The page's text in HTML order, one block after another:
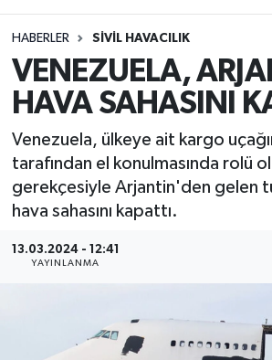
HABERLER SIVIL HAVACILIK
VENEZUELA,
HAVA SAHASINI
Venezuela, ülkeye ait kargo
tarafından el konulmasında rolü
gerekçesiyle Arjantin'den gelen
hava sahasını kapattı.
13.03.2024 - 12:41
YAYINLANMA